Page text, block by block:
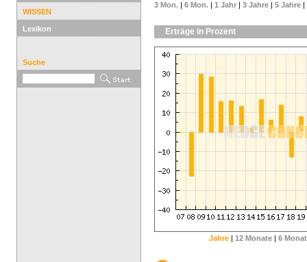
WISSEN
Lexikon
Suche
3 Mon. | 6 Mon. | 1 Jahr | 3 Jahre | 5 Jahre |
Erträge in Prozent
Jahre | 12 Monate | 6